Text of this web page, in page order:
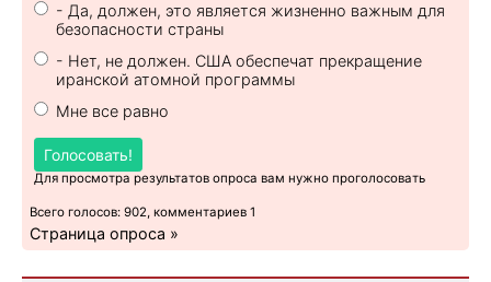
- Да, должен, это является жизненно важным для
безопасности страны
- Нет, не должен. США обеспечат прекращение
иранской атомной программы
Мне все равно
Голосовать!
Для просмотра результатов опроса вам нужно проголосовать
Всего голосов: 902, комментариев 1
Страница опроса »